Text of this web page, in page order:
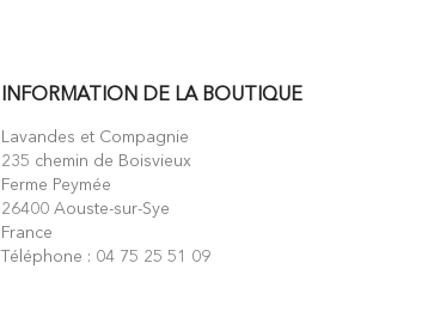
INFORMATION DE LA BOUTIQUE
Lavandes et Compagnie
235 chemin de Boisvieux
Ferme Peymée
26400 Aouste-sur-Sye
France
Téléphone : 04 75 25 51 09